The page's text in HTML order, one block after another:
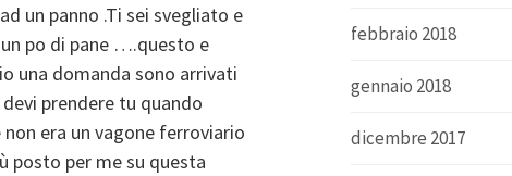
un panno .Ti sei svegliato e
po di pane ….questo e
una domanda sono arrivati
prendere tu quando
era un vagone ferroviario
posto per me su questa
febbraio 2018
gennaio 2018
dicembre 2017